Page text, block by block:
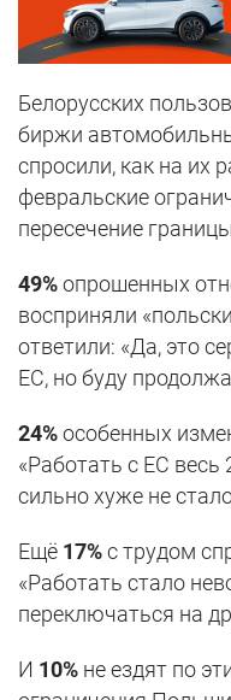
Белорусских
биржи
спросили, как на их
февральские
пересечение
49%опрошенных
восприняли
ответили: «Да, это
ЕС, но буду
24%особенных
«Работать с ЕС
сильно хуже не
Ещё 17%с трудом
«Работать стало
переключаться на
И 10% не ездят по